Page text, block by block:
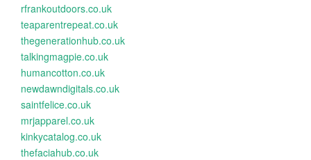
rfrankoutdoors.co.uk
teaparentrepeat.co.uk
thegenerationhub.co.uk
talkingmagpie.co.uk
humancotton.co.uk
newdawndigitals.co.uk
saintfelice.co.uk
mrjapparel.co.uk
kinkycatalog.co.uk
thefaciahub.co.uk